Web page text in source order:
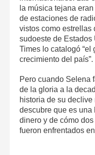
la música tejana
de estaciones de
vistos como estrellas
sudoeste de
Times lo catalogó
crecimiento del país”.
Pero cuando Selena
de la gloria a la
historia de su
descubre que es
dinero y de cómo
fueron enfrentados